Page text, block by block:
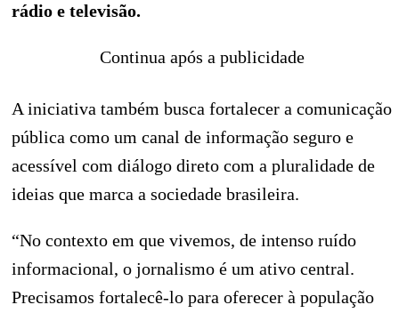
rádio e televisão.
Continua após a publicidade
A iniciativa também busca fortalecer a comunicação
pública como um canal de informação seguro e
acessível com diálogo direto com a pluralidade de
ideias que marca a sociedade brasileira.
“No contexto em que vivemos, de intenso ruído
informacional, o jornalismo é um ativo central.
Precisamos fortalecê-lo para oferecer à população